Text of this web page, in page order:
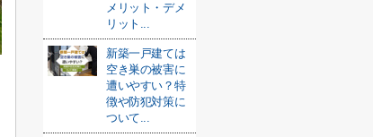
メリット・デメ
リット...
新築一戸建ては
空き巣の被害に
遭いやすい？特
徴や防犯対策に
ついて...